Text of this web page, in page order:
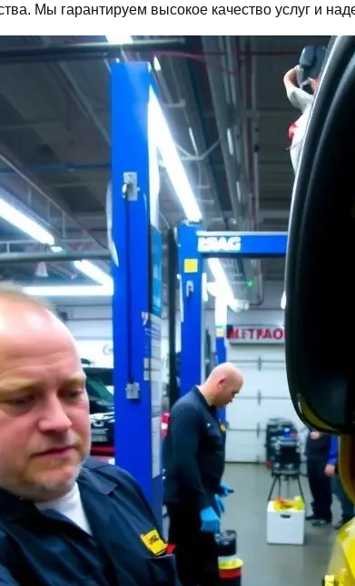
Мы гарантируем высокое качество услуг и